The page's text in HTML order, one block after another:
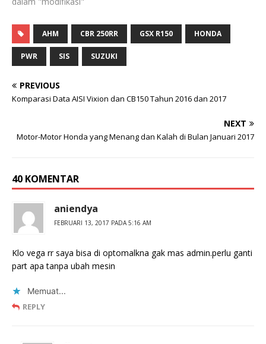
AHM CBR 250RR GSX R150 HONDA
PWR SIS SUZUKI
PREVIOUS
Komparasi Data AISI Vixion dan CB150 Tahun 2016 dan 2017
NEXT
Motor-Motor Honda yang Menang dan Kalah di Bulan Januari 2017
40 KOMENTAR
aniendya
FEBRUARI 13, 2017 PADA 5:16 AM
Klo vega rr saya bisa di optomalkna gak mas admin.perlu ganti
part apa tanpa ubah mesin
Memuat...
REPLY